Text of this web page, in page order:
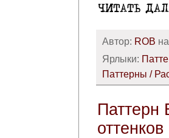
Автор: ROB
Ярлыки:
Паттерны /
Паттерн